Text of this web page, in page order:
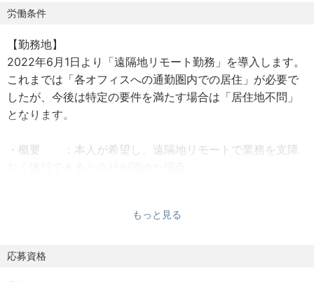
端の技術、グローバルベースのコンサルティングなレッジ
ルデータ含めたデータ戦略、フィナンシャルデジタルトラ
ンスフォーメーションに関するサービスを幅広く提供。
具体的案件としては以下。
- ペーパレス、シングルソース化を実現する新会計シ
ステムの刷新（ＥＲＰなど導入）
ャルデータ収集システム、体制構築
- フィナンシャルデータ生成プロセスのオフシュア化含
- 与信先の決算データの標準化、デジタル化、AI活用に
労働条件
【勤務地】
2022年6月1日より「遠隔地リモート勤務」を導入します。
これまでは「各オフィスへの通勤圏内での居住」が必要で
したが、今後は特定の要件を満たす場合は「居住地不問」
となります。
・概要 ：本人が希望し、遠隔地リモートで業務を支障
・適用要件：①遠隔地前提雇用※入社後の移住も可、②育
・居住地 ：不問
もっと見る
応募資格